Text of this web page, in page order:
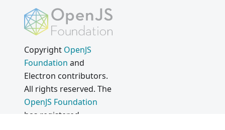
Copyright OpenJS
Foundation and
Electron contributors.
All rights reserved. The
OpenJS Foundation
has registered